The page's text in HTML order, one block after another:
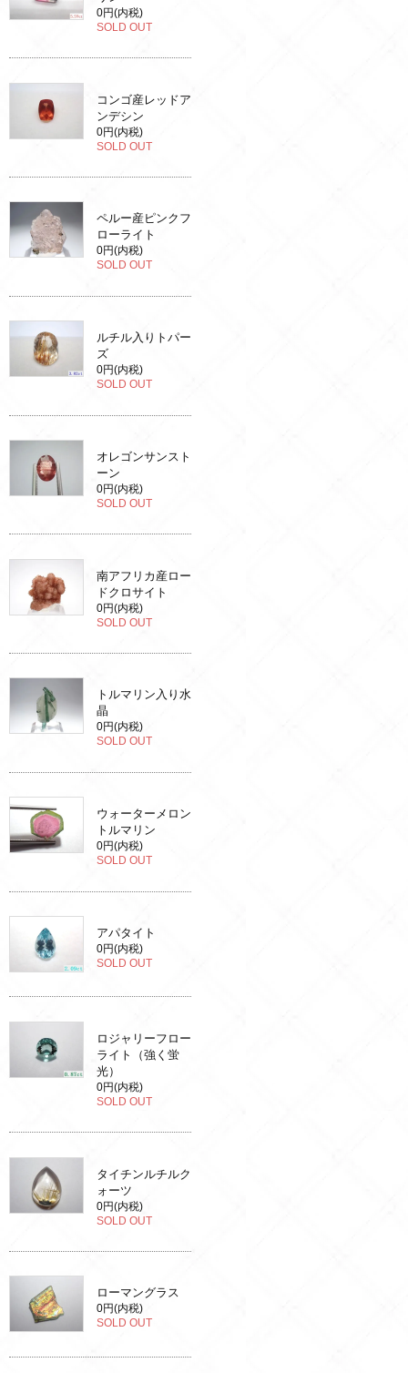
0円(内税)
SOLD OUT
コンゴ産レッドア
ンデシン
0円(内税)
SOLD OUT
ペルー産ピンクフ
ローライト
0円(内税)
SOLD OUT
ルチル入りトパー
ズ
0円(内税)
SOLD OUT
オレゴンサンスト
ーン
0円(内税)
SOLD OUT
南アフリカ産ロー
ドクロサイト
0円(内税)
SOLD OUT
トルマリン入り水
晶
0円(内税)
SOLD OUT
ウォーターメロン
トルマリン
0円(内税)
SOLD OUT
アパタイト
0円(内税)
SOLD OUT
ロジャリーフロー
ライト（強く蛍
光）
0円(内税)
SOLD OUT
タイチンルチルク
ォーツ
0円(内税)
SOLD OUT
ローマングラス
0円(内税)
SOLD OUT